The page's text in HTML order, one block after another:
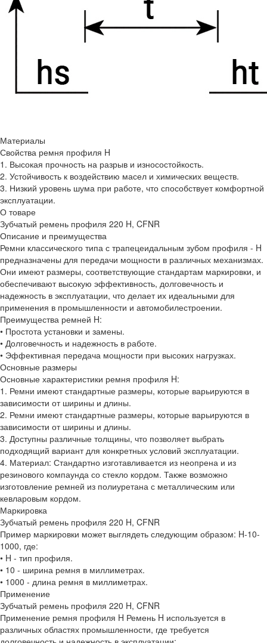
Материалы
Свойства ремня профиля H
1. Высокая прочность на разрыв и износостойкость.
2. Устойчивость к воздействию масел и химических веществ.
3. Низкий уровень шума при работе, что способствует комфортной
эксплуатации.
О товаре
Зубчатый ремень профиля 220 H, CFNR
Описание и преимущества
Ремни классического типа с трапецеидальным зубом профиля - H
предназначены для передачи мощности в различных механизмах.
Они имеют размеры, соответствующие стандартам маркировки, и
обеспечивают высокую эффективность, долговечность и
надежность в эксплуатации, что делает их идеальными для
применения в промышленности и автомобилестроении.
Преимущества ремней H:
• Простота установки и замены.
• Долговечность и надежность в работе.
• Эффективная передача мощности при высоких нагрузках.
Основные размеры
Основные характеристики ремня профиля H:
1. Ремни имеют стандартные размеры, которые варьируются в
зависимости от ширины и длины.
2. Ремни имеют стандартные размеры, которые варьируются в
зависимости от ширины и длины.
3. Доступны различные толщины, что позволяет выбрать
подходящий вариант для конкретных условий эксплуатации.
4. Материал: Стандартно изготавливается из неопрена и из
резинового компаунда со стекло кордом. Также возможно
изготовление ремней из полиуретана с металлическим или
кевларовым кордом.
Маркировка
Зубчатый ремень профиля 220 H, CFNR
Пример маркировки может выглядеть следующим образом: H-10-
1000, где:
• H - тип профиля.
• 10 - ширина ремня в миллиметрах.
• 1000 - длина ремня в миллиметрах.
Применение
Зубчатый ремень профиля 220 H, CFNR
Применение ремня профиля H Ремень H используется в
различных областях промышленности, где требуется